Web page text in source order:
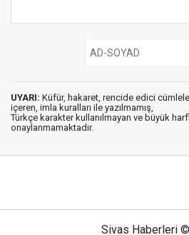
UYARI: Küfür, hakaret, rencide edici
içeren, imla kuralları ile yazılmamış,
Türkçe karakter kullanılmayan ve büyük
onaylanmamaktadır.
Sivas Haberleri